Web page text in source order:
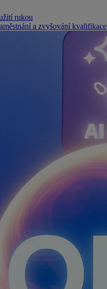
rukou
a zvyšování kvalifikace